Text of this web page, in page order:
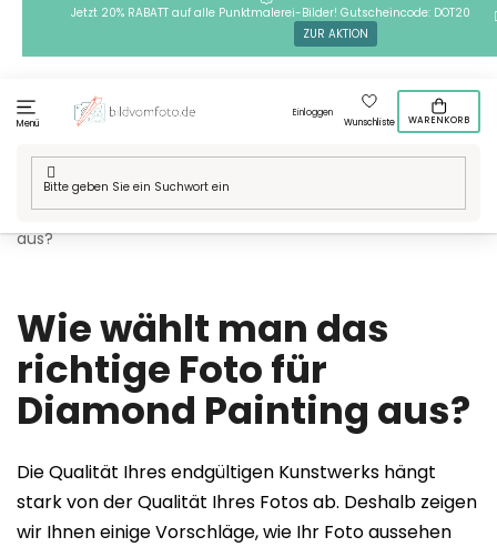
Jetzt 20% RABATT auf alle Punktmalerei-Bilder! Gutscheincode: DOT20
ZUR AKTION
Menü
Einloggen
Wunschliste
WARENKORB
Startseite
/ Wie wählt man das richtige Foto für Diamond Painting
aus?
Wie wählt man das
richtige Foto für
Diamond Painting aus?
Die Qualität Ihres endgültigen Kunstwerks hängt
stark von der Qualität Ihres Fotos ab. Deshalb zeigen
wir Ihnen einige Vorschläge, wie Ihr Foto aussehen